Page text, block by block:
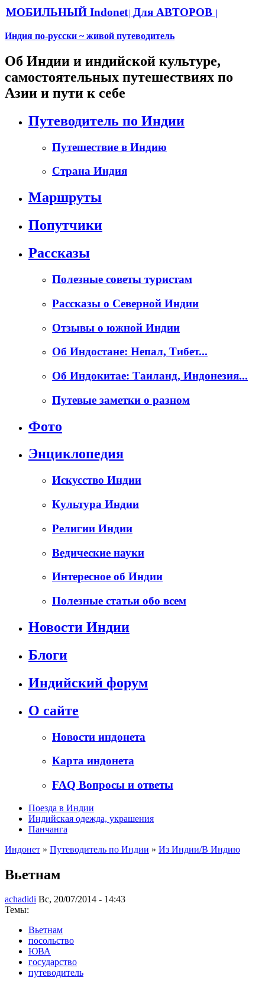
МОБИЛЬНЫЙ Indonet| Для АВТОРОВ |
Индия по-русски ~ живой путеводитель
Об Индии и индийской культуре,
самостоятельных путешествиях по
Азии и пути к себе
Путеводитель по Индии
Путешествие в Индию
Страна Индия
Маршруты
Попутчики
Рассказы
Полезные советы туристам
Рассказы о Северной Индии
Отзывы о южной Индии
Об Индостане: Непал, Тибет...
Об Индокитае: Таиланд, Индонезия...
Путевые заметки о разном
Фото
Энциклопедия
Искусство Индии
Культура Индии
Религии Индии
Ведические науки
Интересное об Индии
Полезные статьи обо всем
Новости Индии
Блоги
Индийский форум
О сайте
Новости индонета
Карта индонета
FAQ Вопросы и ответы
Поезда в Индии
Индийская одежда, украшения
Панчанга
Индонет » Путеводитель по Индии » Из Индии/В Индию
Вьетнам
achadidi Вс, 20/07/2014 - 14:43
Темы:
Вьетнам
посольство
ЮВА
государство
путеводитель